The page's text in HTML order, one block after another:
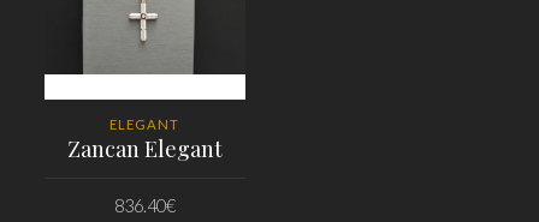
ELEGANT
Zancan Elegant
836.40€